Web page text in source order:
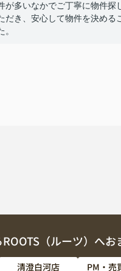
が多いなかでご丁寧に物件探
だき、安心して物件を決める
。
（ルーツ）へお
清澄白河店 PM・売